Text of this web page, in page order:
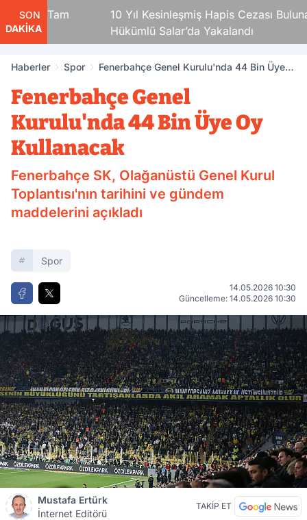
SON
DAKİKA
Tam
10 Yıl Kesinleşmiş Hapis Cezası Bulunan
Hükümlü Salar’da Yakalandı
Haberler Spor
Fenerbahçe Genel Kurulu'nda 44 Bin Üye
Fenerbahçe Genel
Kurulu'nda 44 Bin Üye Oy
Kullanacak
Fenerbahçe SK, Olağanüstü Genel Kurul
Toplantısı'nın tarihini ve gündem
maddelerini açıkladı
Spor
14.05.2026 10:30
Güncelleme: 14.05.2026 10:30
Mustafa Ertürk
İnternet Editörü
TAKİP ET